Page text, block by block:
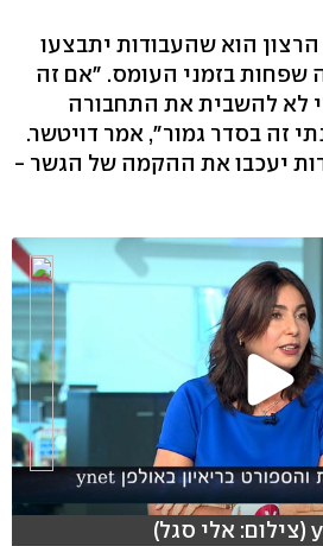
הרצון הוא שהעבודות יתבצעו
שפחות בזמני העומס. "אם זה
לא להשבית את התחבורה
זה בסדר גמור", אמר דויטשר.
יעכבו את ההקמה של הגשר -